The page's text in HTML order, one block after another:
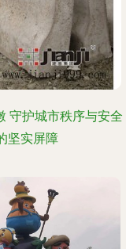
守护城市秩序与安全
坚实屏障